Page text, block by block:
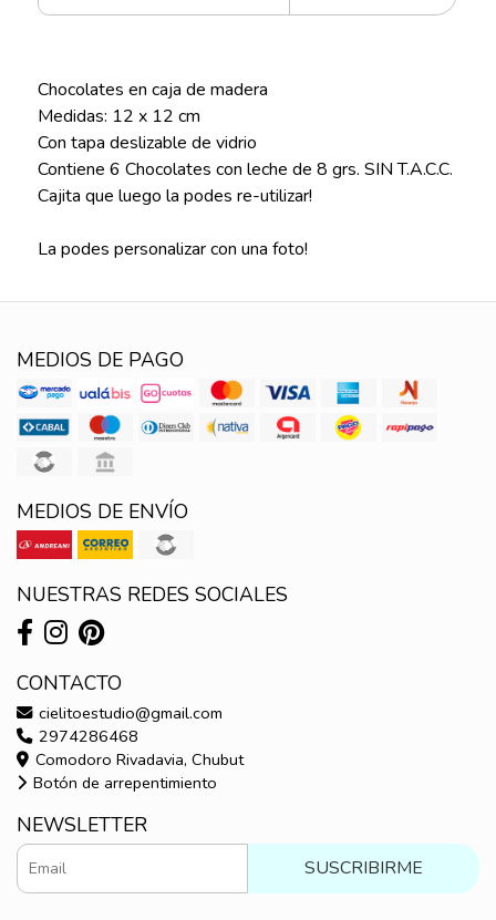
Chocolates en caja de madera
Medidas: 12 x 12 cm
Con tapa deslizable de vidrio
Contiene 6 Chocolates con leche de 8 grs. SIN T.A.C.C.
Cajita que luego la podes re-utilizar!
La podes personalizar con una foto!
MEDIOS DE PAGO
MEDIOS DE ENVÍO
NUESTRAS REDES SOCIALES
CONTACTO
cielitoestudio@gmail.com
2974286468
Comodoro Rivadavia, Chubut
Botón de arrepentimiento
NEWSLETTER
SUSCRIBIRME